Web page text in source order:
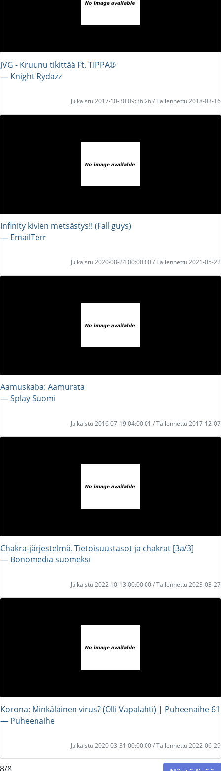
JVG - Kruunu tikittää Ft. TIPPA®
― Knight Rydazz
Julkaistu 2017-10-30 09:36:26 / Tallennettu 2018-03-16
Infinity kivien metsästys!! (Fall guys)
― EmailTerr
Julkaistu 2020-08-24 00:00:00 / Tallennettu 2021-05-22
Aamuskaba: Aamurata
― Splay Suomi
Julkaistu 2016-07-19 04:00:01 / Tallennettu 2017-12-07
Chakra-järjestelmä. Tietoisuustasot ja chakrat [3a/3]
― Bonomedia suomeksi
Julkaistu 2022-10-13 00:00:00 / Tallennettu 2023-03-27
Korona: Minkälainen virus? (Olli Vapalahti) | Puheenaihe 61
― Puheenaihe
Julkaistu 2020-03-31 00:00:00 / Tallennettu 2022-06-29
8/8